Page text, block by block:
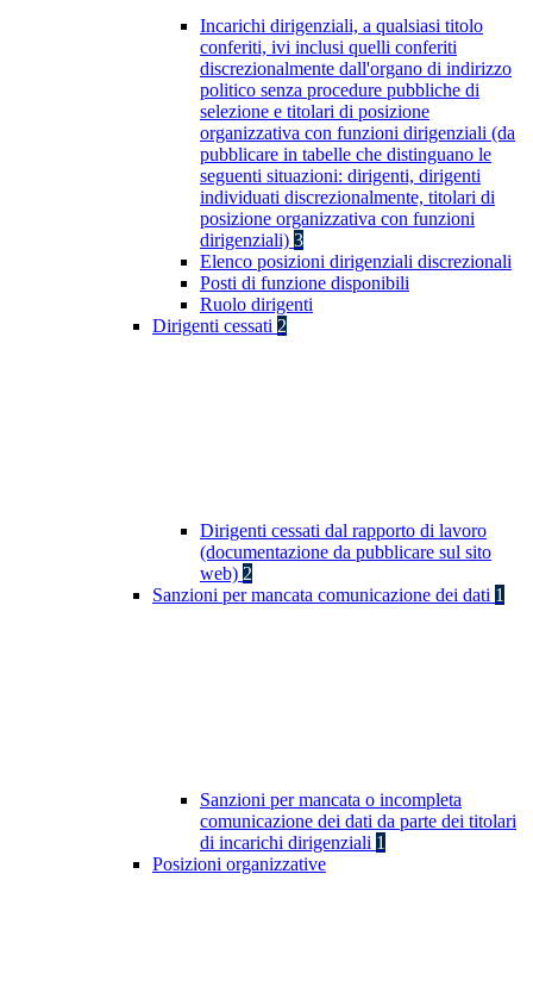
Incarichi dirigenziali, a qualsiasi titolo
conferiti, ivi inclusi quelli conferiti
discrezionalmente dall'organo di indirizzo
politico senza procedure pubbliche di
selezione e titolari di posizione
organizzativa con funzioni dirigenziali (da
pubblicare in tabelle che distinguano le
seguenti situazioni: dirigenti, dirigenti
individuati discrezionalmente, titolari di
posizione organizzativa con funzioni
dirigenziali) 3
Elenco posizioni dirigenziali discrezionali
Posti di funzione disponibili
Ruolo dirigenti
Dirigenti cessati 2
Dirigenti cessati dal rapporto di lavoro
(documentazione da pubblicare sul sito
web) 2
Sanzioni per mancata comunicazione dei dati 1
Sanzioni per mancata o incompleta
comunicazione dei dati da parte dei titolari
di incarichi dirigenziali 1
Posizioni organizzative